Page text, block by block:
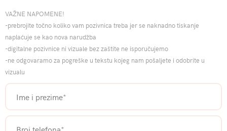
VAŽNE NAPOMENE!
-prebrojite točno koliko vam pozivnica treba jer se naknadno tiskanje
naplaćuje se kao nova narudžba
-digitalne pozivnice ni vizuale bez zaštite ne isporučujemo
-ne odgovaramo za pogreške u tekstu kojeg nam pošaljete i odobrite u
vizualu